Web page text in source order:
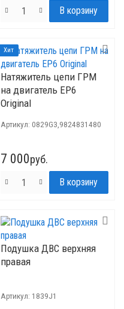
Хит
Натяжитель цепи ГРМ
на двигатель EP6
Original
Артикул: 0829G3,9824831480
7 000руб.
Подушка ДВС верхняя
правая
Артикул: 1839J1